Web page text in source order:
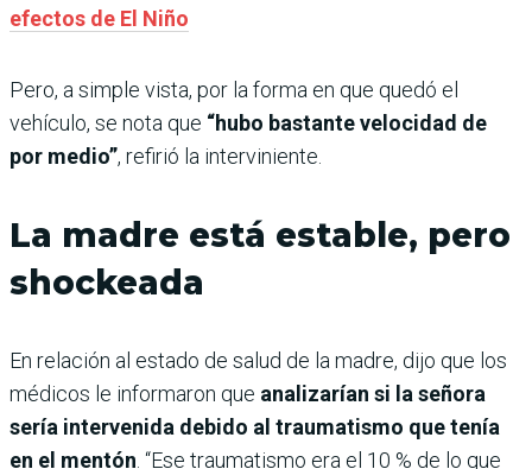
efectos de El Niño
Pero, a simple vista, por la forma en que quedó el
vehículo, se nota que “hubo bastante velocidad de
por medio”, refirió la interviniente.
La madre está estable, pero
shockeada
En relación al estado de salud de la madre, dijo que los
médicos le informaron que analizarían si la señora
sería intervenida debido al traumatismo que tenía
en el mentón . “Ese traumatismo era el 10 % de lo que